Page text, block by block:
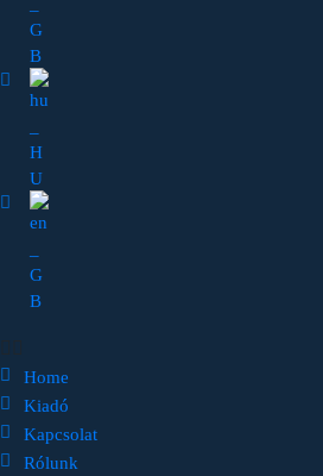
Home
Kiadó
Kapcsolat
Rólunk